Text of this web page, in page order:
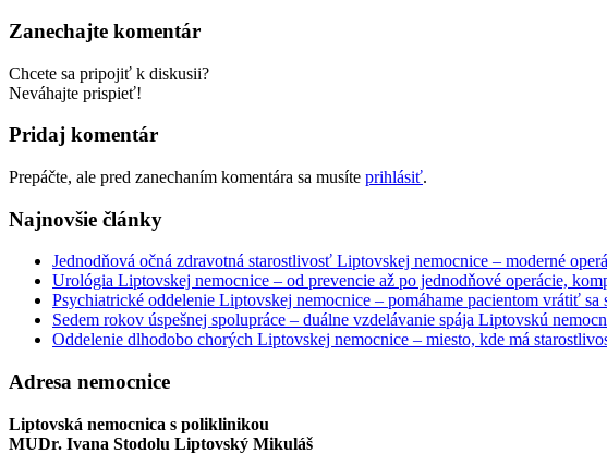
Zanechajte komentár
Chcete sa pripojiť k diskusii?
Neváhajte prispieť!
Pridaj komentár
Prepáčte, ale pred zanechaním komentára sa musíte prihlásiť.
Najnovšie články
Jednodňová očná zdravotná starostlivosť Liptovskej nemocnice – moderné
Urológia Liptovskej nemocnice – od prevencie až po jednodňové operácie,
Psychiatrické oddelenie Liptovskej nemocnice – pomáhame pacientom vrátiť sa
Sedem rokov úspešnej spolupráce – duálne vzdelávanie spája Liptovskú
Oddelenie dlhodobo chorých Liptovskej nemocnice – miesto, kde má
Adresa nemocnice
Liptovská nemocnica s poliklinikou
MUDr. Ivana Stodolu Liptovský Mikuláš